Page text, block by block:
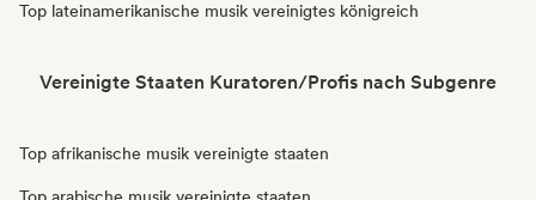
Top lateinamerikanische musik vereinigtes königreich
Vereinigte Staaten Kuratoren/Profis nach Subgenre
Top afrikanische musik vereinigte staaten